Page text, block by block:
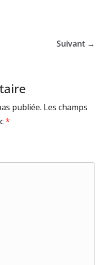
Suivant →
publiée. Les champs
*